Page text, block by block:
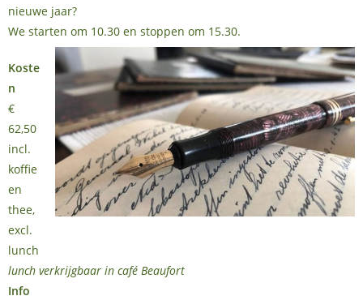
nieuwe jaar?
We starten om 10.30 en stoppen om 15.30.
Koste
n
€
62,50
incl.
koffie
en
thee,
excl.
lunch
lunch verkrijgbaar in café Beaufort
Info